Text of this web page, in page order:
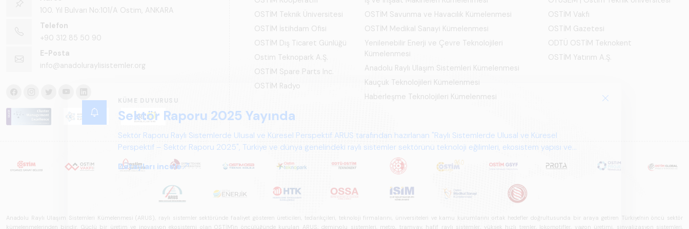
KÜME DUYURUSU
Sektör Raporu 2025 Yayında
Sektör Raporu Raylı Sistemlerde Ulusal ve Küresel Perspektif ARUS tarafından hazırlanan "Raylı Sistemlerde Ulusal ve Küresel
Perspektif – Sektör Raporu 2025", Türkiye ve dünya genelindeki raylı sistemler sektörünü teknoloji eğilimleri, ekosistem yapısı ve
gelecek perspektifi açısından kapsamlı biçimde ele alan bir referans çalışmasıdır.
Detayları incele
100. Yıl Bulvarı No:101/A Ostim, ANKARA
Telefon
+90 312 85 50 90
E-Posta
info@anadoluraylisistemler.org
OSTİM Teknik Üniversitesi
OSTİM İstihdam Ofisi
OSTİM Dış Ticaret Günlüğü
Ostim Teknopark A.Ş.
OSTİM Spare Parts Inc.
OSTİM Radyo
OSTİM Savunma ve Havacılık Kümelenmesi
OSTİM Medikal Sanayi Kümelenmesi
Yenilenebilir Enerji ve Çevre Teknolojileri
Kümelenmesi
Anadolu Raylı Ulaşım Sistemleri Kümelenmesi
Kauçuk Teknolojileri Kümelenmesi
Haberleşme Teknolojileri Kümelenmesi
OSTİM Vakfı
OSTİM Gazetesi
ODTÜ OSTİM Teknokent
OSTİM Yatırım A.Ş.
Anadolu Raylı Ulaşım Sistemleri Kümelenmesi (ARUS), raylı sistemler sektöründe faaliyet gösteren üreticileri, tedarikçileri, teknoloji firmalarını, üniversiteleri ve kamu kurumlarını ortak hedefler doğrultusunda bir araya getiren Türkiye'nin öncü sektör
kümelenmelerinden biridir. Güçlü bir üretim ve inovasyon ekosistemi olan OSTİM'in öncülüğünde kurulan ARUS; demiryolu sistemleri, metro, tramvay, hafif raylı sistemler, yüksek hızlı trenler, lokomotifler, vagon üretimi, sinyalizasyon sistemleri,